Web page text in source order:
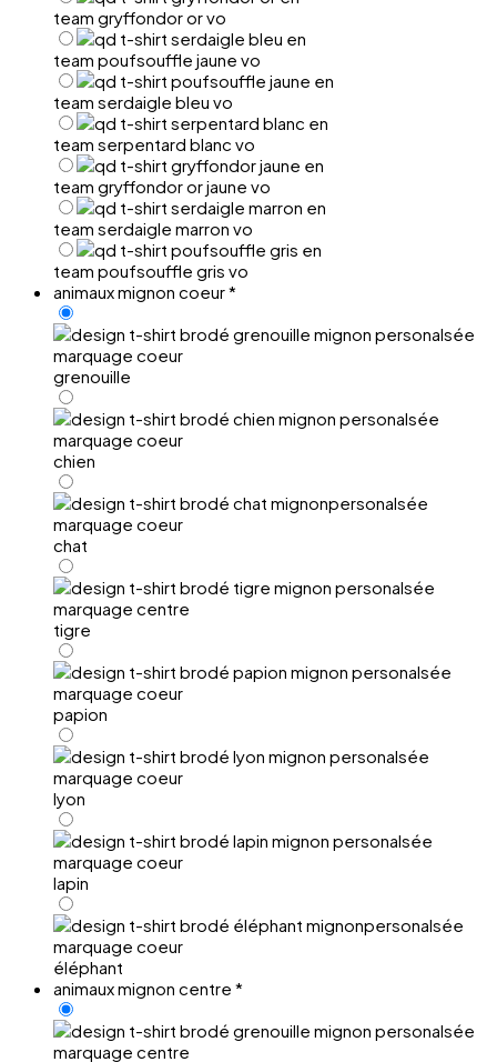
team gryffondor or vo
team poufsouffle jaune vo
team serdaigle bleu vo
team serpentard blanc vo
team gryffondor or jaune vo
team serdaigle marron vo
team poufsouffle gris vo
animaux mignon coeur*
grenouille
chien
chat
tigre
papion
lyon
lapin
éléphant
animaux mignon centre *